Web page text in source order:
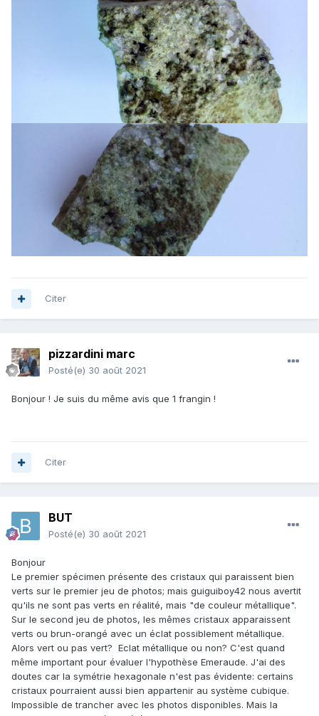
Citer
pizzardini marc
Posté(e) 30 août 2021
Bonjour ! Je suis du même avis que 1 frangin !
Citer
BUT
Posté(e) 30 août 2021
Bonjour
Le premier spécimen présente des cristaux qui paraissent bien
verts sur le premier jeu de photos; mais guiguiboy42 nous avertit
qu'ils ne sont pas verts en réalité, mais "de couleur métallique".
Sur le second jeu de photos, les mêmes cristaux apparaissent
verts ou brun-orangé avec un éclat possiblement métallique.
Alors vert ou pas vert? Eclat métallique ou non? C'est quand
même important pour évaluer l'hypothèse Emeraude. J'ai des
doutes car la symétrie hexagonale n'est pas évidente: certains
cristaux pourraient aussi bien appartenir au système cubique.
Impossible de trancher avec les photos disponibles. Mais la